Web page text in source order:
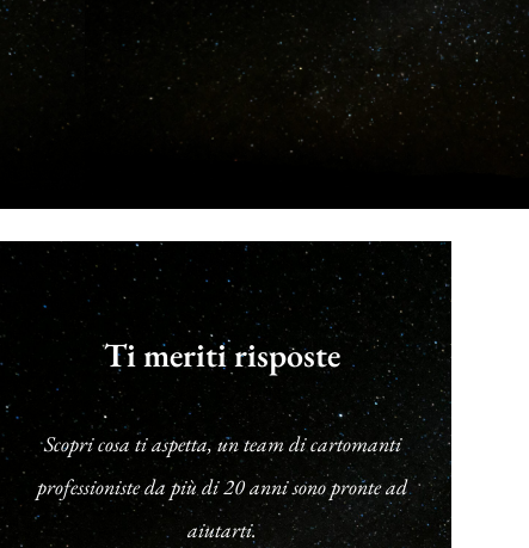
Ti meriti risposte
Scopri cosa ti aspetta, un team di cartomanti
professioniste da più di 20 anni sono pronte ad
aiutarti.